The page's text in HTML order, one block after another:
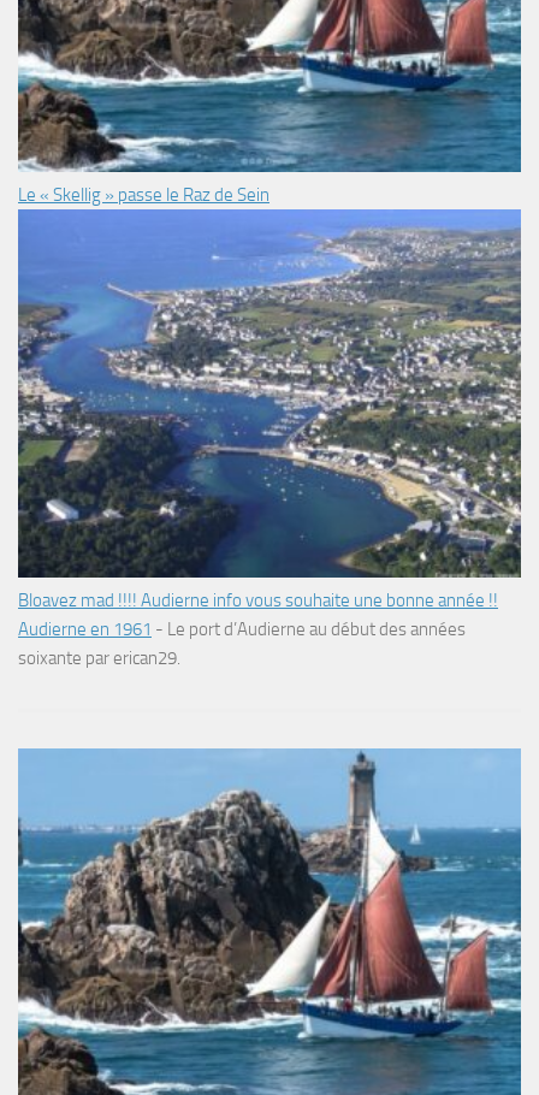
Le « Skellig » passe le Raz de Sein
Bloavez mad !!!! Audierne info vous souhaite une bonne année !!
Audierne en 1961 - Le port d’Audierne au début des années
soixante par erican29.